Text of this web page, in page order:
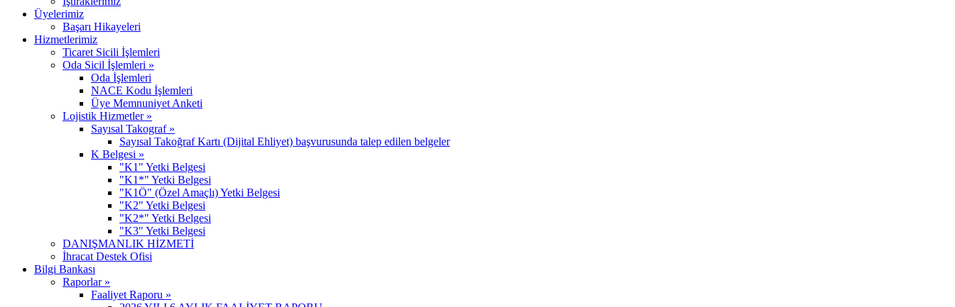
Üyelerimiz
Başarı Hikayeleri
Hizmetlerimiz
Ticaret Sicili İşlemleri
Oda Sicil İşlemleri »
Oda İşlemleri
NACE Kodu İşlemleri
Üye Memnuniyet Anketi
Lojistik Hizmetler »
Sayısal Takograf »
Sayısal Takoğraf Kartı (Dijital Ehliyet) başvurusunda talep edilen belgeler
K Belgesi »
"K1" Yetki Belgesi
"K1*" Yetki Belgesi
"K1Ö" (Özel Amaçlı) Yetki Belgesi
"K2" Yetki Belgesi
"K2*" Yetki Belgesi
"K3" Yetki Belgesi
DANIŞMANLIK HİZMETİ
İhracat Destek Ofisi
Bilgi Bankası
Raporlar »
Faaliyet Raporu »